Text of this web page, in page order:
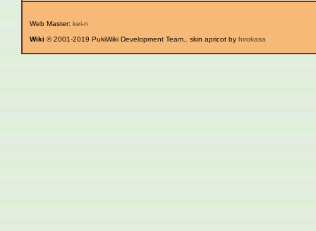
Web Master:kei-n
Wiki © 2001-2019 PukiWiki Development Team.. skin apricot byhirokasa